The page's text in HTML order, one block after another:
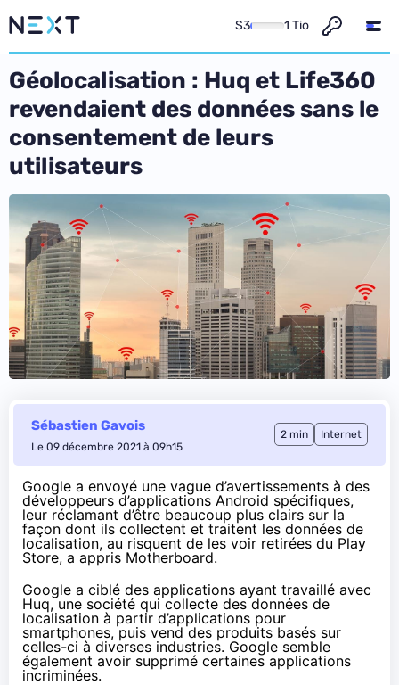
S3 1 Tio
Géolocalisation : Huq et Life360
revendaient des données sans le
consentement de leurs
utilisateurs
Sébastien Gavois
Le 09 décembre 2021 à 09h15
2 min Internet
Google a envoyé une vague d’avertissements à des
développeurs d’applications Android spécifiques,
leur réclamant d’être beaucoup plus clairs sur la
façon dont ils collectent et traitent les données de
localisation, au risquent de les voir retirées du Play
Store, a appris Motherboard.
Google a ciblé des applications ayant travaillé avec
Huq, une société qui collecte des données de
localisation à partir d’applications pour
smartphones, puis vend des produits basés sur
celles-ci à diverses industries. Google semble
également avoir supprimé certaines applications
incriminées.